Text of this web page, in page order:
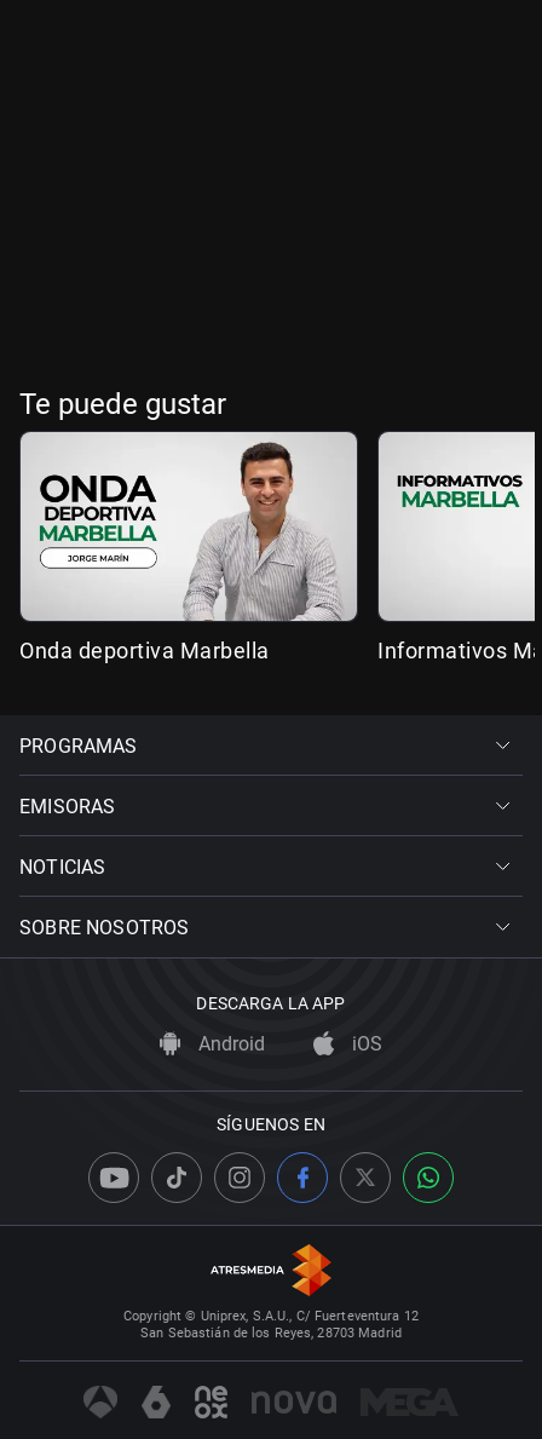
Te puede gustar
Onda deportiva Marbella Informativos
PROGRAMAS
EMISORAS
NOTICIAS
SOBRE NOSOTROS
DESCARGA LA APP
Android iOS
SÍGUENOS EN
Copyright © Uniprex, S.A.U., C/ Fuerteventura 12
San Sebastián de los Reyes, 28703 Madrid